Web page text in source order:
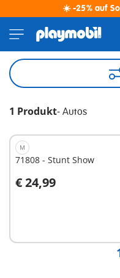
☀️ -25% auf
1 Produkt- Autos
M
71808 - Stunt Show
€ 24,99
In den Warenkorb